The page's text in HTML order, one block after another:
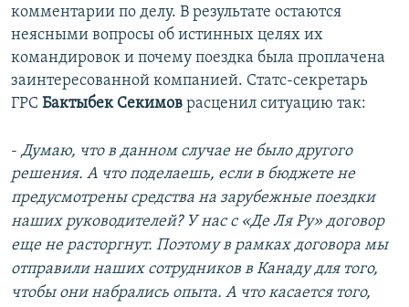
комментарии по делу. В результате остаются
неясными вопросы об истинных целях их
командировок и почему поездка была проплачена
заинтересованной компанией. Статс-секретарь
ГРС Бактыбек Секимов расценил ситуацию так:
- Думаю, что в данном случае не было другого
решения. А что поделаешь, еслив бюджете не
предусмотрены средства на зарубежные поездки
наших руководителей? У нас с «Де Ля Ру» договор
еще не расторгнут. Поэтому в рамках договора мы
отправили наших сотрудников в Канаду для того,
чтобы они набрались опыта. А что касается того,